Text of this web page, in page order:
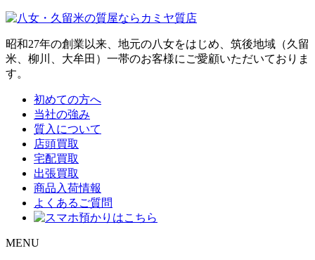
昭和27年の創業以来、地元の八女をはじめ、筑後地域（久留
米、柳川、大牟田）一帯のお客様にご愛顧いただいておりま
す。
初めての方へ
当社の強み
質入について
店頭買取
宅配買取
出張買取
商品入荷情報
よくあるご質問
MENU